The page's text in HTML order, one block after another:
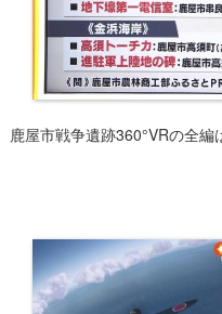
鹿屋市戦争遺跡360°VRの全編